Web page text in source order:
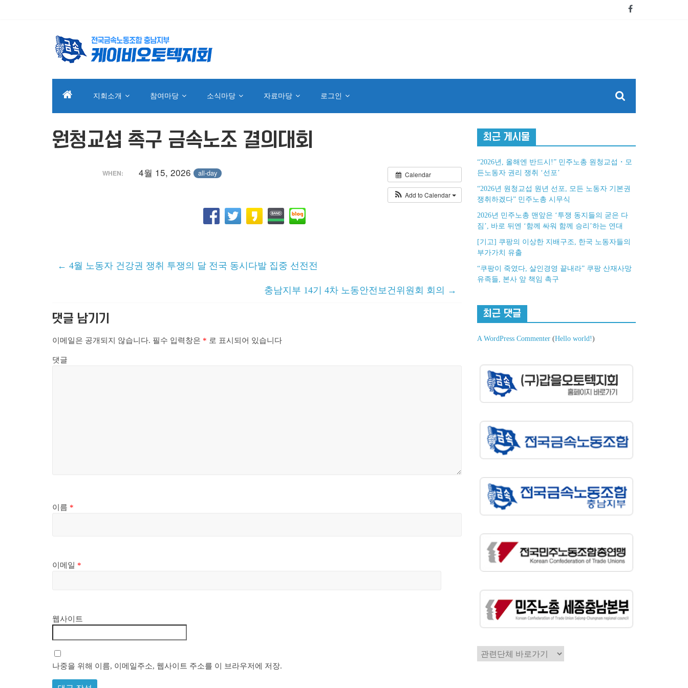
지회소개 참여마당 소식마당 자료마당 로그인
원청교섭 촉구 금속노조 결의대회
Calendar
Add to Calendar
WHEN: 4월 15, 2026 all-day
← 4월 노동자 건강권 쟁취 투쟁의 달 전국 동시다발 집중 선전전
충남지부 14기 4차 노동안전보건위원회 회의 →
댓글 남기기
이메일은 공개되지 않습니다. 필수 입력창은 * 로 표시되어 있습니다
댓글
이름 *
이메일 *
웹사이트
나중을 위해 이름, 이메일주소, 웹사이트 주소를 이 브라우저에 저장.
최근 게시물
“2026년, 올해엔 반드시!” 민주노총 원청교섭・모
든노동자 권리 쟁취 ‘선포’
“2026년 원청교섭 원년 선포, 모든 노동자 기본권
쟁취하겠다” 민주노총 시무식
2026년 민주노총 맨앞은 ‘투쟁 동지들의 굳은 다
짐’, 바로 뒤엔 ‘함께 싸워 함께 승리’하는 연대
[기고] 쿠팡의 이상한 지배구조, 한국 노동자들의
부가가치 유출
“쿠팡이 죽였다, 살인경영 끝내라” 쿠팡 산재사망
유족들, 본사 앞 책임 촉구
최근 댓글
A WordPress Commenter (Hello world!)